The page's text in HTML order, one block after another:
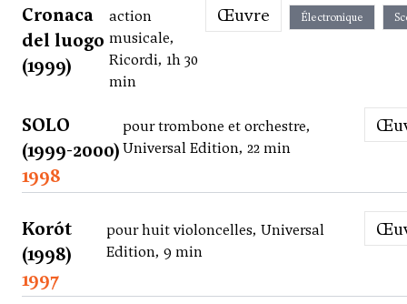
Cronaca
del luogo
(1999)
action
musicale,
Ricordi, 1h 30
min
Œuvre Électronique
SOLO
(1999-2000)
pour trombone et orchestre,
Universal Edition, 22 min
1998
Korót
(1998)
pour huit violoncelles, Universal
Edition, 9 min
1997